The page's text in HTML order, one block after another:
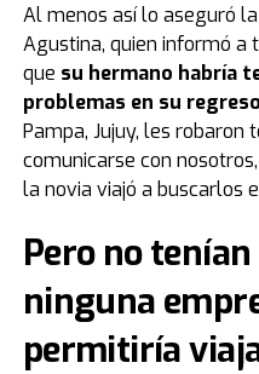
Al menos así lo aseguró
Agustina, quien informó a
que su hermano habría
problemas en su
Pampa, Jujuy, les robaron
comunicarse con
la novia viajó a buscarlos
Pero no tenían
ninguna
permitiría